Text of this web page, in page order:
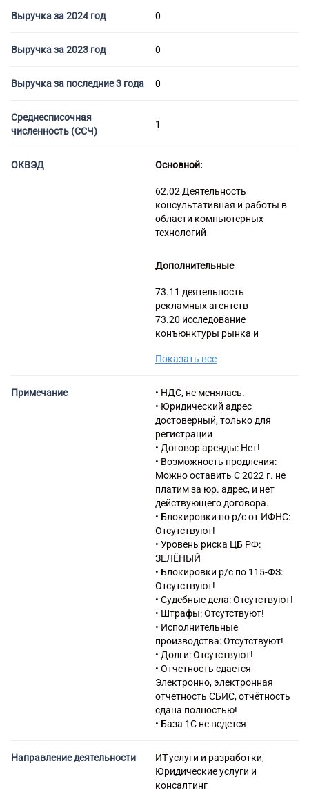
Выручка за 2024 год 0
Выручка за 2023 год 0
Выручка за последние 3 года 0
Среднесписочная
численность (ССЧ)
1
ОКВЭД Основной:
62.02 Деятельность
консультативная и работы в
области компьютерных
технологий
Дополнительные
73.11 деятельность
рекламных агентств
73.20 исследование
конъюнктуры рынка и
мнения
по оптовой торговле
сельскохозяйственным
сырьем, живыми животными,
текстильным сырьем и
полуфабрикатами
46.12 Деятельность агентов
по оптовой торговле
топливом, рудами, металлами
и химическими веществами
46.13 Деятельность агентов
по оптовой торговле
лесоматериалами и
строительными материалами
46.14 Деятельность агентов
по оптовой торговле
машинами, промышленным
оборудованием, судами и
летательными аппаратами
46.15 Деятельность агентов
по оптовой торговле мебелью,
бытовыми товарами,
скобяными, ножевыми и
прочими металлическими
изделиями
46.19 Деятельность агентов
ассортиментом товаров
46.21 Торговля оптовая
зерном, необработанным
Показать все
Примечание
• НДС, не менялась.
• Юридический адрес
достоверный, только для
регистрации
• Договор аренды: Нет!
• Возможность продления:
Можно оставить С 2022 г. не
платим за юр. адрес, и нет
действующего договора.
• Блокировки по р/с от ИФНС:
Отсутствуют!
• Уровень риска ЦБ РФ:
ЗЕЛЁНЫЙ
• Блокировки р/с по 115-ФЗ:
Отсутствуют!
• Судебные дела: Отсутствуют!
• Штрафы: Отсутствуют!
• Исполнительные
производства: Отсутствуют!
• Долги: Отсутствуют!
• Отчетность сдается
Электронно, электронная
отчетность СБИС, отчётность
сдана полностью!
• База 1С не ведется
Направление деятельности
ИТ-услуги и разработки,
Юридические услуги и
консалтинг